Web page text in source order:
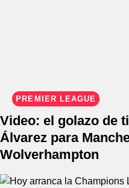
PREMIER LEAGUE
Video: el golazo de
Álvarez para
Wolverhampton